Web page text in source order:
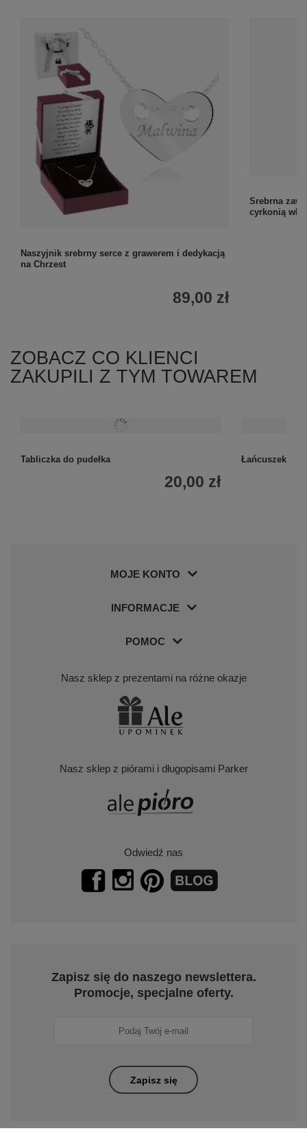
Naszyjnik srebrny serce z grawerem i dedykacją
na Chrzest
89,00 zł
Srebrna
cyrkonią
ZOBACZ CO KLIENCI
ZAKUPILI Z TYM TOWAREM
20,00 zł
INFORMACJE
Odwiedź nas